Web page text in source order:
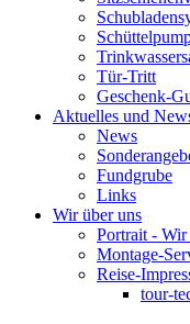
Tür-Tritt
Geschenk-
Aktuelles und
News
Fundgrube
Links
Wir über uns
Portrait - Wir
Montage-
Reise-
tour-